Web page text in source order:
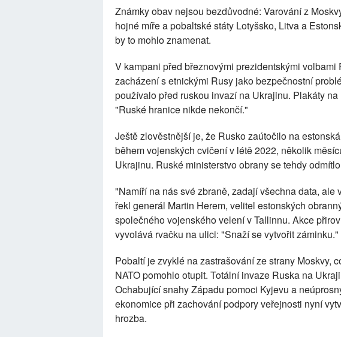
Známky obav nejsou bezdůvodné: Varování z
hojné míře a pobaltské státy Lotyšsko, Litva a
by to mohlo znamenat.
V kampani před březnovými prezidentskými
zacházení s etnickými Rusy jako bezpečnostní
používalo před ruskou invazí na Ukrajinu. Plakáty
"Ruské hranice nikde nekončí."
Ještě zlověstnější je, že Rusko zaútočilo na
během vojenských cvičení v létě 2022, několik
Ukrajinu. Ruské ministerstvo obrany se tehdy
"Namíří na nás své zbraně, zadají všechna data, ale
řekl generál Martin Herem, velitel estonských
společného vojenského velení v Tallinnu. Akce
vyvolává rvačku na ulici: "Snaží se vytvořit záminku."
Pobaltí je zvyklé na zastrašování ze strany Moskvy,
NATO pomohlo otupit. Totální invaze Ruska na
Ochabující snahy Západu pomoci Kyjevu a
ekonomice při zachování podpory veřejnosti nyní
hrozba.